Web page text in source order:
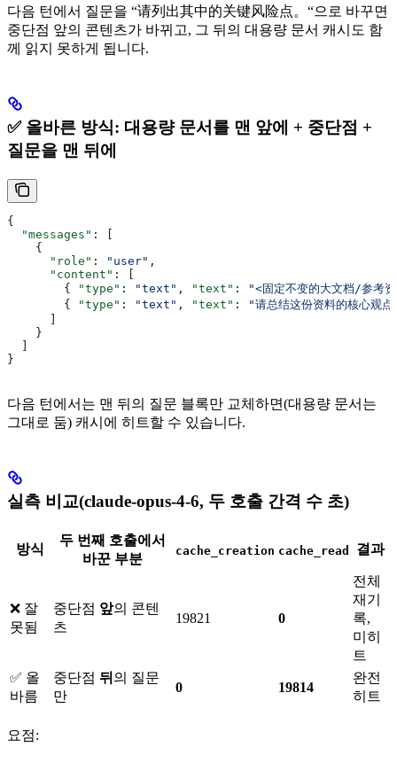
다음 턴에서 질문을 “请列出其中的关键风险点。“으로 바꾸면
중단점 앞의 콘텐츠가 바뀌고, 그 뒤의 대용량 문서 캐시도 함
께 읽지 못하게 됩니다.
✅ 올바른 방식: 대용량 문서를 맨 앞에 + 중단점 +
질문을 맨 뒤에
{
  "messages"
: [
    {
      "role"
: "user" ,
      "content"
: [
        {
"type" : "text" , "text" :
"<固定不变的大文档/参考
        {
"type" : "text" , "text" :
"请总结这份资料的核心观
      ]
    }
  ]
}
다음 턴에서는 맨 뒤의 질문 블록만 교체하면(대용량 문서는
그대로 둠) 캐시에 히트할 수 있습니다.
실측 비교(claude-opus-4-6, 두 호출 간격 수 초)
방식
두 번째 호출에서
바꾼 부분
cache_creation cache_read 결과
❌ 잘
못됨
중단점 앞의 콘텐
츠
19821 0
전체
재기
록,
미히
트
✅ 올
바름
중단점 뒤 의 질문
만
0 19814
완전
히트
요점: